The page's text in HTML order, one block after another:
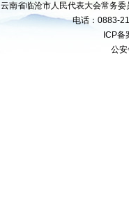
云南省临沧市人民代表大会常务
电话：0883-
ICP备
公